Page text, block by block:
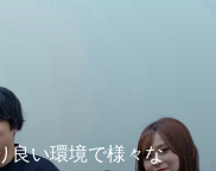
良い環境で様々な